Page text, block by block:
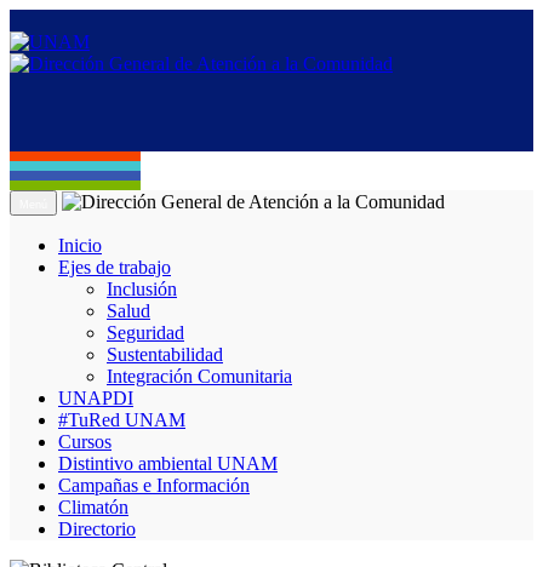
Inicio
Ejes de trabajo
Inclusión
Salud
Seguridad
Sustentabilidad
Integración Comunitaria
UNAPDI
#TuRed UNAM
Cursos
Distintivo ambiental UNAM
Campañas e Información
Climatón
Directorio